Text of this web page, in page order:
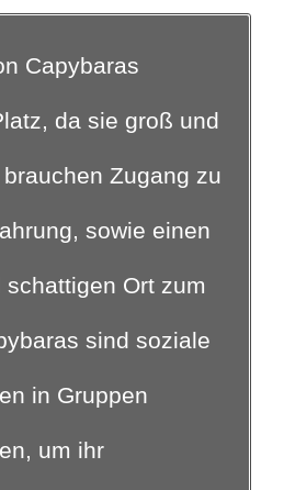
Capybaras
da sie groß und
Zugang zu
sowie einen
Ort zum
sind soziale
in Gruppen
um ihr